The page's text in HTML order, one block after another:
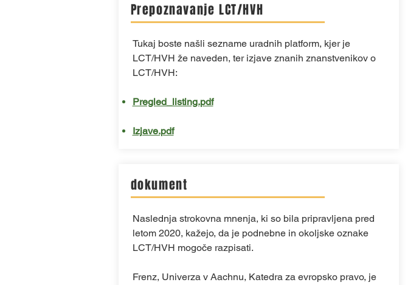
Prepoznavanje LCT/HVH
Tukaj boste našli sezname uradnih platform, kjer je
LCT/HVH že naveden, ter izjave znanih znanstvenikov o
LCT/HVH:
Pregled_listing.pdf
Izjave.pdf
dokument
Naslednja strokovna mnenja, ki so bila pripravljena pred
letom 2020, kažejo, da je podnebne in okoljske oznake
LCT/HVH mogoče razpisati.
Frenz, Univerza v Aachnu, Katedra za evropsko pravo, je